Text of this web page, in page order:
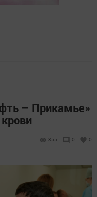
– Прикамье»
355 0 0